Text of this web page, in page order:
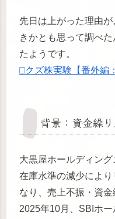
先日は上がった理由
きかとも思って調べ
たようです。
□クズ株実験【番外編
背景：資金繰
大黒屋ホールディング
在庫水準の減少によ
なり、売上不振・資金
2025年10月、SBIホ